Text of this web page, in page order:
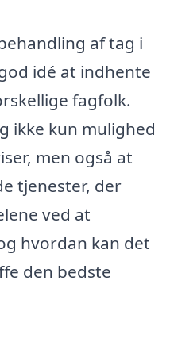
af tag i
idé at indhente
fagfolk.
ikke kun mulighed
men også at
tjenester, der
ved at
hvordan kan det
den bedste